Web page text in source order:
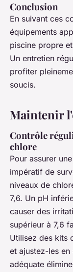
Conclusion
En suivant ces
équipements
piscine propre
Un entretien
profiter
soucis.
Maintenir
Contrôle
chlore
Pour assurer
impératif de
niveaux de
7,6. Un pH
causer des
supérieur à 7,6
Utilisez des kits
et ajustez-les
adéquate